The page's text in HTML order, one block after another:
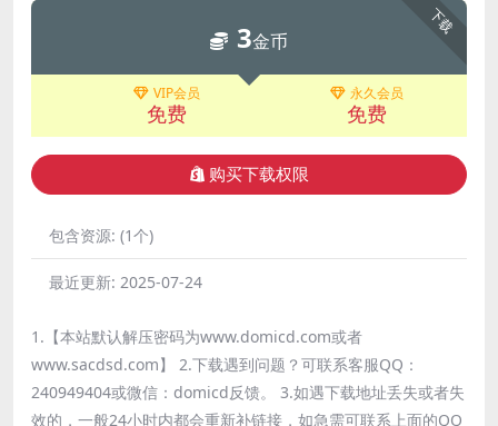
下载
3金币
VIP会员
免费
永久会员
免费
购买下载权限
包含资源: (1个)
最近更新: 2025-07-24
1.【本站默认解压密码为www.domicd.com或者
www.sacdsd.com】 2.下载遇到问题？可联系客服QQ：
240949404或微信：domicd反馈。 3.如遇下载地址丢失或者失
效的，一般24小时内都会重新补链接，如急需可联系上面的QQ